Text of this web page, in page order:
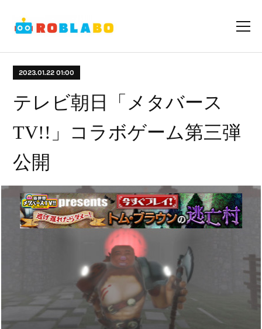
2023.01.22 01:00
テレビ朝日「メタバース
TV!!」コラボゲーム第三弾
公開